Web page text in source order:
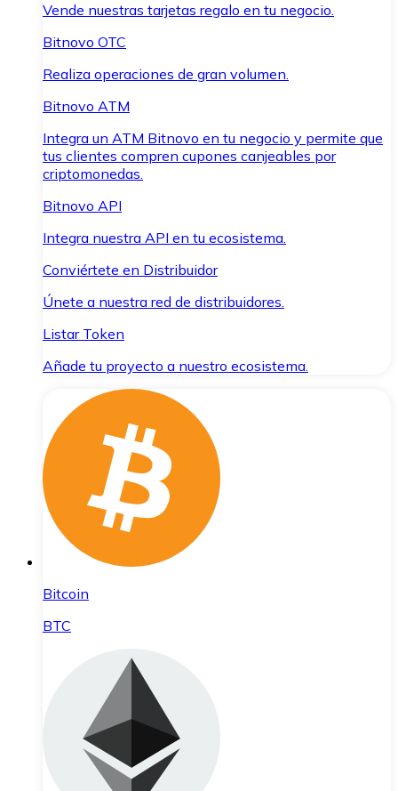
Vende nuestras tarjetas regalo en tu negocio.
Bitnovo OTC
Realiza operaciones de gran volumen.
Bitnovo ATM
Integra un ATM Bitnovo en tu negocio y permite que
tus clientes compren cupones canjeables por
criptomonedas.
Bitnovo API
Integra nuestra API en tu ecosistema.
Conviértete en Distribuidor
Únete a nuestra red de distribuidores.
Listar Token
Añade tu proyecto a nuestro ecosistema.
Bitcoin
BTC